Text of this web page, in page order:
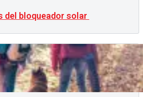
del bloqueador solar